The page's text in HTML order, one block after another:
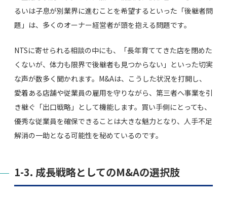
るいは子息が別業界に進むことを希望するといった「後継者問
題」は、多くのオーナー経営者が頭を抱える問題です。
NTSに寄せられる相談の中にも、「長年育ててきた店を閉めた
くないが、体力も限界で後継者も見つからない」といった切実
な声が数多く聞かれます。M&Aは、こうした状況を打開し、
愛着ある店舗や従業員の雇用を守りながら、第三者へ事業を引
き継ぐ「出口戦略」として機能します。買い手側にとっても、
優秀な従業員を確保できることは大きな魅力となり、人手不足
解消の一助となる可能性を秘めているのです。
1-3. 成長戦略としてのM&Aの選択肢